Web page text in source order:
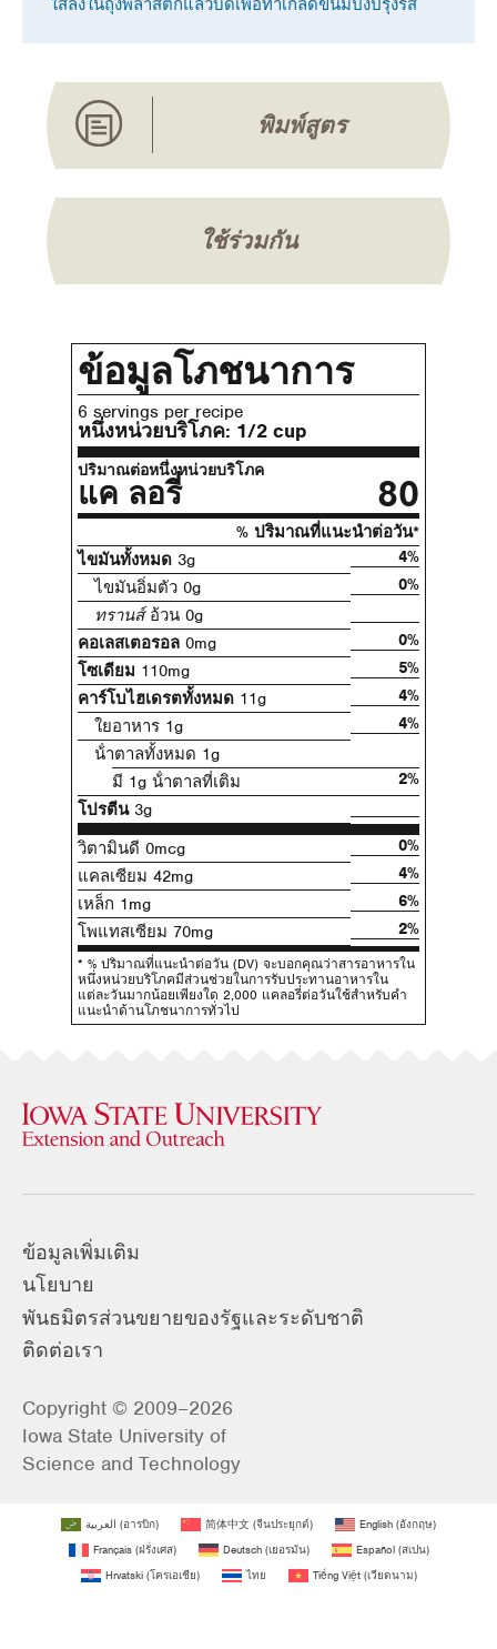
พิมพ์สูตร
ใช้ร่วมกัน
ข้อมูลโภชนาการ
6 servings per recipe
หนึ่งหน่วยบริโภค: 1/2 cup
ปริมาณต่อหนึ่งหน่วยบริโภค
แค ลอรี่ 80
% ปริมาณที่แนะนําต่อวัน*
ไขมันทั้งหมด 3g
4%
ไขมันอิ่มตัว 0g
0%
ทรานส์อ้วน 0g
คอเลสเตอรอล 0mg
0%
โซเดียม 110mg
5%
คาร์โบไฮเดรตทั้งหมด 11g
4%
ใยอาหาร 1g
4%
น้ําตาลทั้งหมด 1g
มี 1g น้ําตาลที่เติม
2%
โปรตีน3g
วิตามินดี 0mcg
0%
แคลเซียม 42mg
4%
เหล็ก 1mg
6%
โพแทสเซียม 70mg
2%
* % ปริมาณที่แนะนําต่อวัน (DV) จะบอกคุณว่าสารอาหารใน
หนึ่งหน่วยบริโภคมีส่วนช่วยในการรับประทานอาหารใน
แต่ละวันมากน้อยเพียงใด 2,000 แคลอรี่ต่อวันใช้สําหรับคํา
แนะนําด้านโภชนาการทั่วไป
ข้อมูลเพิ่มเติม
นโยบาย
พันธมิตรส่วนขยายของรัฐและระดับชาติ
ติดต่อเรา
Copyright © 2009–2026
Iowa State University of
Science and Technology
العربية (อารบิก) 简体中文 (จีนประยุกต์) English (อังกฤษ)
Français(ฝรั่งเศส) Deutsch(เยอรมัน) Español(สเปน)
Hrvatski(โครเอเชีย) ไทย Tiếng Việt(เวียดนาม)